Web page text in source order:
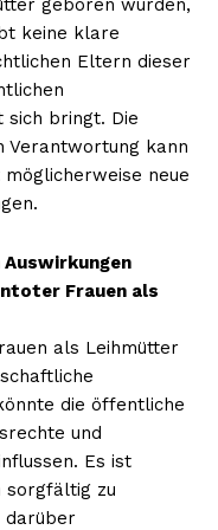
geboren wurden,
keine klare
Eltern dieser
sich bringt. Die
Verantwortung kann
neue
Frauen als
als Leihmütter
die öffentliche
und
Es ist
sorgfältig zu
darüber